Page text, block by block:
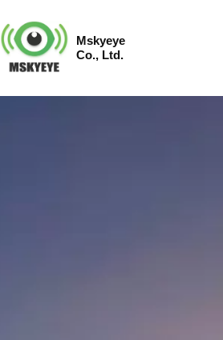
Mskyeye
Co., Ltd.